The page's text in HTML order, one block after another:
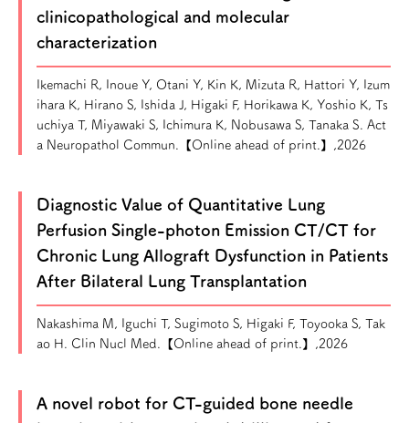
clinicopathological and molecular
characterization
Ikemachi R, Inoue Y, Otani Y, Kin K, Mizuta R, Hattori Y, Izum
ihara K, Hirano S, Ishida J, Higaki F, Horikawa K, Yoshio K, Ts
uchiya T, Miyawaki S, Ichimura K, Nobusawa S, Tanaka S. Act
a Neuropathol Commun.【Online ahead of print.】,2026
Diagnostic Value of Quantitative Lung
Perfusion Single-photon Emission CT/CT for
Chronic Lung Allograft Dysfunction in Patients
After Bilateral Lung Transplantation
Nakashima M, Iguchi T, Sugimoto S, Higaki F, Toyooka S, Tak
ao H. Clin Nucl Med.【Online ahead of print.】,2026
A novel robot for CT-guided bone needle